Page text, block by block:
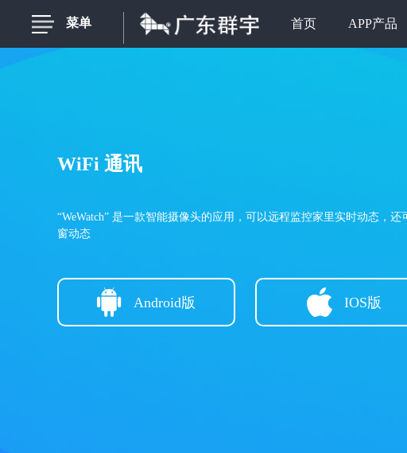
菜单 首页 APP产品
WiFi 通讯
“WeWatch” 是一款智能摄像头的应用，可以远程监控家里实时动态，还
窗动态
Android版 IOS版